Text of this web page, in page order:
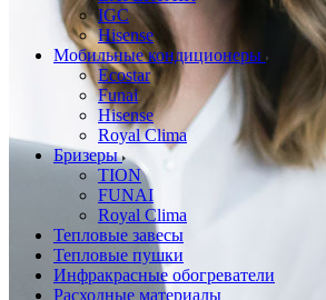
IGC
Hisense
Мобильные кондиционеры
Ecostar
Funai
Hisense
Royal Clima
Бризеры
TION
FUNAI
Royal Clima
Тепловые завесы
Тепловые пушки
Инфракрасные обогреватели
Расходные материалы